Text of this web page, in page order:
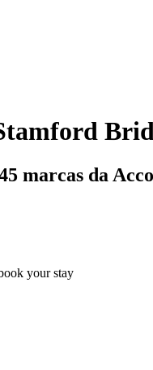
marcas da
your stay